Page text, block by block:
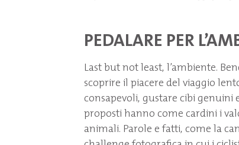
PEDALARE PER
Last but not least, l’ambiente.
scoprire il piacere del viaggio
consapevoli, gustare cibi
proposti hanno come cardini i
animali. Parole e fatti, come la